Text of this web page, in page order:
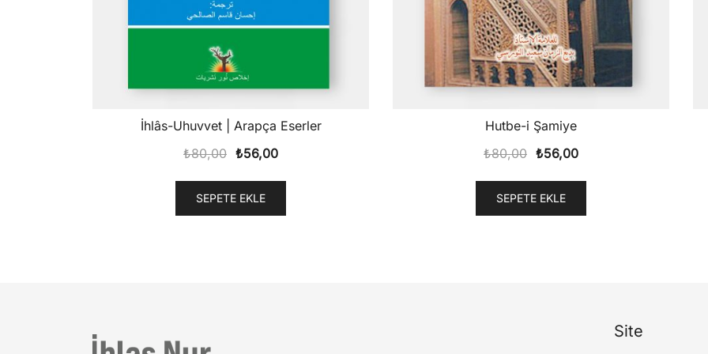
İhlâs-Uhuvvet | Arapça Eserler
₺80,00 Orijinal
₺80,00.
₺56,00Şu
₺56,00.
SEPETE EKLE
Hutbe-i Şamiye
₺80,00 Orijinal
₺80,00.
₺56,00Şu
₺56,00.
SEPETE EKLE
Site